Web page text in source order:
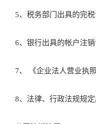
5、税务部门出具的完税
6、银行出具的帐户注销
7、 《企业法人营业执照
8、法律、行政法规规定